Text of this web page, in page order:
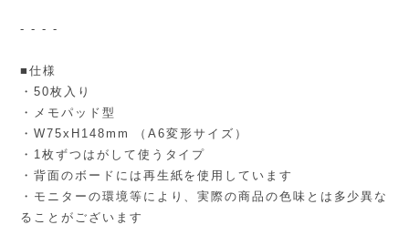
- - - -
■仕様
・50枚入り
・メモパッド型
・W75xH148mm （A6変形サイズ）
・1枚ずつはがして使うタイプ
・背面のボードには再生紙を使用しています
・モニターの環境等により、実際の商品の色味とは多少異な
ることがございます